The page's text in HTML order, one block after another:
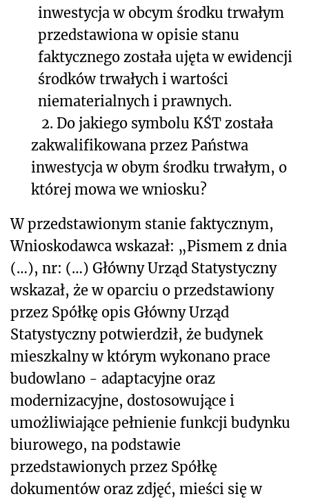
inwestycja w obcym środku trwałym
przedstawiona w opisie stanu
faktycznego została ujęta w ewidencji
środków trwałych i wartości
niematerialnych i prawnych.
2. Do jakiego symbolu KŚT została
zakwalifikowana przez Państwa
inwestycja w obym środku trwałym, o
której mowa we wniosku?
W przedstawionym stanie faktycznym,
Wnioskodawca wskazał: „Pismem z dnia
(…), nr: (…) Główny Urząd Statystyczny
wskazał, że w oparciu o przedstawiony
przez Spółkę opis Główny Urząd
Statystyczny potwierdził, że budynek
mieszkalny w którym wykonano prace
budowlano - adaptacyjne oraz
modernizacyjne, dostosowujące i
umożliwiające pełnienie funkcji budynku
biurowego, na podstawie
przedstawionych przez Spółkę
dokumentów oraz zdjęć, mieści się w